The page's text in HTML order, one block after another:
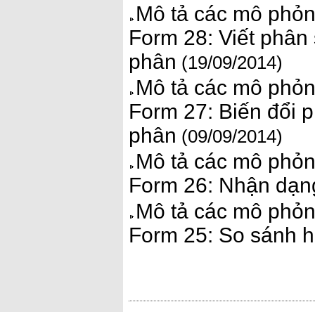
Mô tả các mô
Form 28: Viết
phân (19/09/2014)
Mô tả các mô
Form 27: Biến đổi
phân (09/09/2014)
Mô tả các mô
Form 26: Nhận
Mô tả các mô
Form 25: So sánh